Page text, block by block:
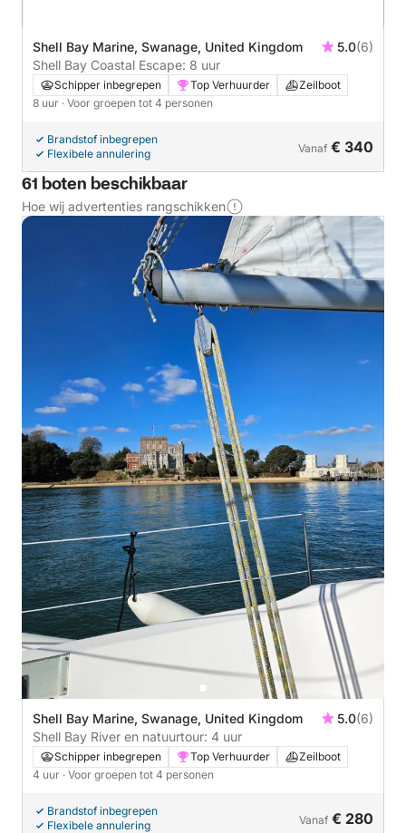
Shell Bay Marine, Swanage, United Kingdom 5.0(6)
Shell Bay Coastal Escape: 8 uur
Schipper inbegrepen Top Verhuurder
Zeilboot
8 uur · Voor groepen tot 4 personen
Brandstof inbegrepen
Flexibele annulering
Vanaf € 340
61 boten beschikbaar
Hoe wij advertenties rangschikken
Shell Bay Marine, Swanage, United Kingdom 5.0(6)
Shell Bay River en natuurtour: 4 uur
Schipper inbegrepen Top Verhuurder
Zeilboot
4 uur · Voor groepen tot 4 personen
Brandstof inbegrepen
Flexibele annulering
Vanaf € 280